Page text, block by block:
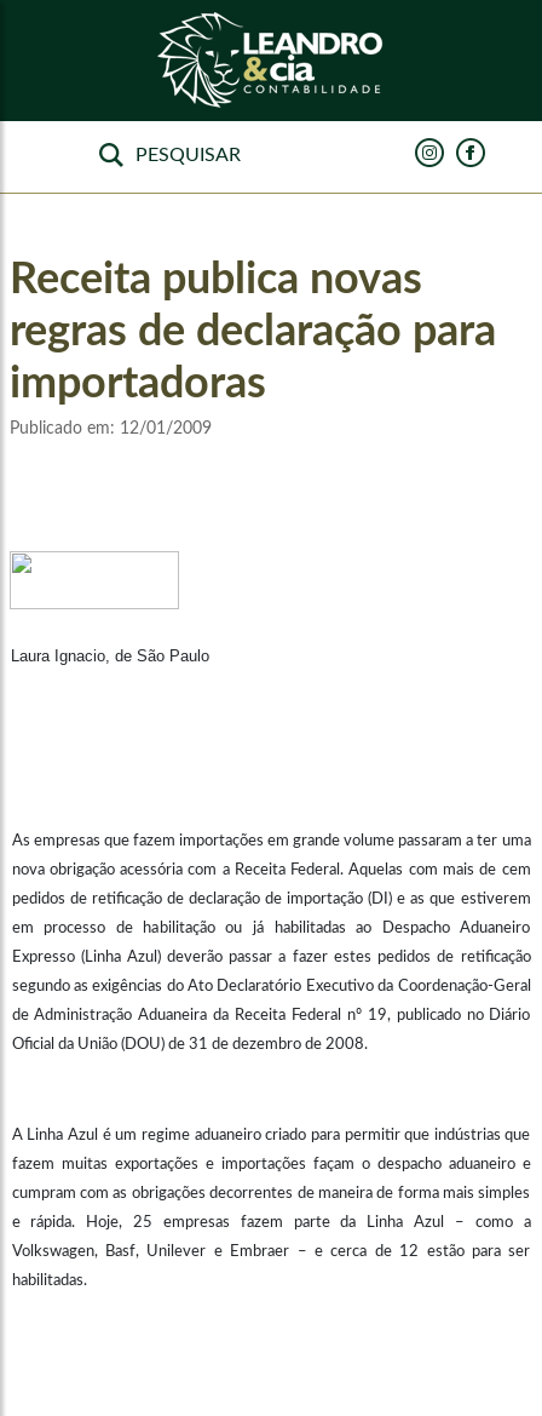
Receita publica novas
regras de declaração para
importadoras
Publicado em: 12/01/2009
Laura Ignacio, de São Paulo
As empresas que fazem importações em grande volume passaram a ter uma
nova obrigação acessória com a Receita Federal. Aquelas com mais de cem
pedidos de retificação de declaração de importação (DI) e as que estiverem
em processo de habilitação ou já habilitadas ao Despacho Aduaneiro
Expresso (Linha Azul) deverão passar a fazer estes pedidos de retificação
segundo as exigências do Ato Declaratório Executivo da Coordenação-Geral
de Administração Aduaneira da Receita Federal nº 19, publicado no Diário
Oficial da União (DOU) de 31 de dezembro de 2008.
A Linha Azul é um regime aduaneiro criado para permitir que indústrias que
fazem muitas exportações e importações façam o despacho aduaneiro e
cumpram com as obrigações decorrentes de maneira de forma mais simples
e rápida. Hoje, 25 empresas fazem parte da Linha Azul – como a
Volkswagen, Basf, Unilever e Embraer – e cerca de 12 estão para ser
habilitadas.